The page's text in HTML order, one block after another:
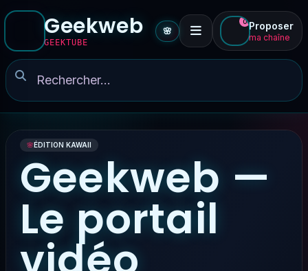
Geekweb
GEEKTUBE
🌸
0 Proposer
ma chaîne
🌸ÉDITION KAWAII
Geekweb —
Le portail